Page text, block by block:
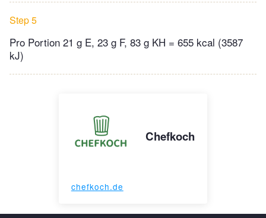
Step 5
Pro Portion 21 g E, 23 g F, 83 g KH = 655 kcal (3587
kJ)
Chefkoch
chefkoch.de